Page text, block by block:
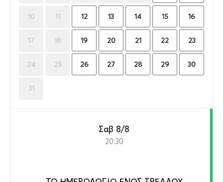
10 11 12 13 14 15 16
17 18 19 20 21 22 23
24 25 26 27 28 29 30
31
Σαβ 8/8
20:30